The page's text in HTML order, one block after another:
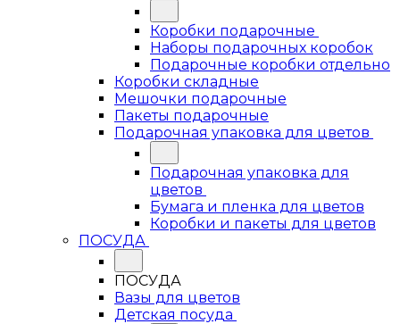
Коробки подарочные
Наборы подарочных коробок
Подарочные коробки отдельно
Коробки складные
Мешочки подарочные
Пакеты подарочные
Подарочная упаковка для цветов
Подарочная упаковка для
цветов
Бумага и пленка для цветов
Коробки и пакеты для цветов
ПОСУДА
ПОСУДА
Вазы для цветов
Детская посуда